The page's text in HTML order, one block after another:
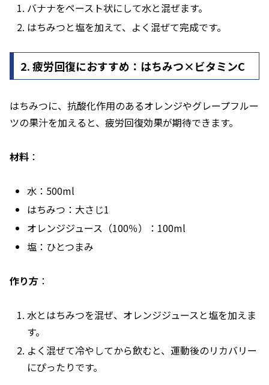
バナナをペースト状にして水と混ぜます。
はちみつと塩を加えて、よく混ぜて完成です。
2. 疲労回復におすすめ：はちみつ×ビタミンC
はちみつに、抗酸化作用のあるオレンジやグレープフルー
ツの果汁を加えると、疲労回復効果が期待できます。
材料 ：
水：500ml
はちみつ：大さじ1
オレンジジュース（100％）：100ml
塩：ひとつまみ
作り方 ：
水とはちみつを混ぜ、オレンジジュースと塩を加えま
す。
よく混ぜて冷やしてから飲むと、運動後のリカバリー
にぴったりです。